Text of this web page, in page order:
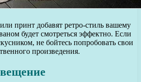
принт добавят ретро-стиль вашему
будет смотреться эффектно. Если
не бойтесь попробовать свои
произведения.